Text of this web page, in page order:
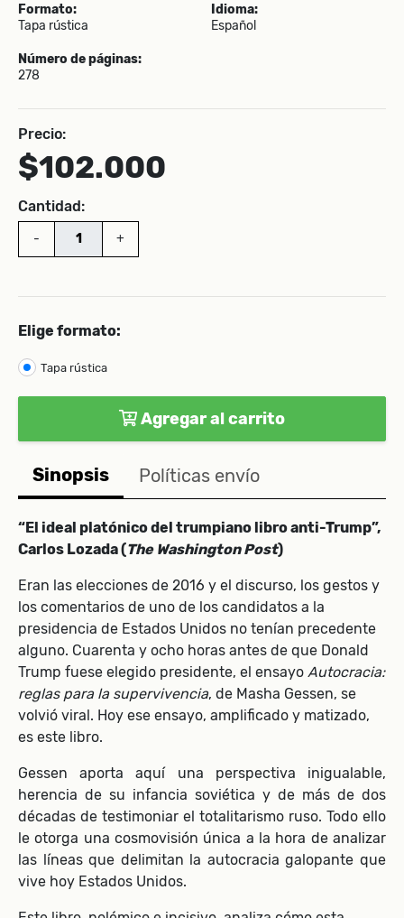
Formato:
Tapa rústica
Idioma:
Español
Número de páginas:
278
Precio:
$102.000
Cantidad:
- +
Elige formato:
Tapa rústica
Agregar al carrito
Sinopsis Políticas envío
“El ideal platónico del trumpiano libro anti-Trump”,
Carlos Lozada (The Washington Post)
Eran las elecciones de 2016 y el discurso, los gestos y
los comentarios de uno de los candidatos a la
presidencia de Estados Unidos no tenían precedente
alguno. Cuarenta y ocho horas antes de que Donald
Trump fuese elegido presidente, el ensayo Autocracia:
reglas para la supervivencia, de Masha Gessen, se
volvió viral. Hoy ese ensayo, amplificado y matizado,
es este libro.
Gessen aporta aquí una perspectiva inigualable,
herencia de su infancia soviética y de más de dos
décadas de testimoniar el totalitarismo ruso. Todo ello
le otorga una cosmovisión única a la hora de analizar
las líneas que delimitan la autocracia galopante que
vive hoy Estados Unidos.